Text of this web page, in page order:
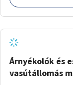
Árnyékolók és
vasútállomás